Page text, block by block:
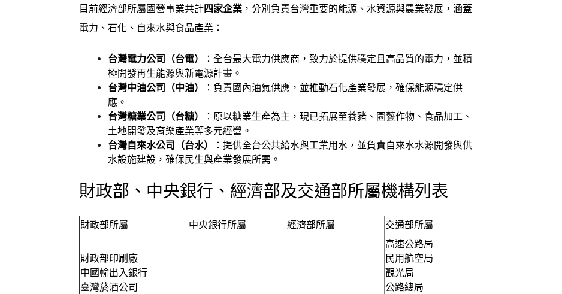
目前經濟部所屬國營事業共計四家企業 ，分別負責台灣重要的能源、水資源與農業發展，涵蓋
電力、石化、自來水與食品產業：
台灣電力公司（台電）
：全台最大電力供應商，致力於提供穩定且高品質的電力，並積
極開發再生能源與新電源計畫。
台灣中油公司（中油）
：負責國內油氣供應，並推動石化產業發展，確保能源穩定供
應。
台灣糖業公司（台糖）
：原以糖業生產為主，現已拓展至養豬、園藝作物、食品加工、
土地開發及育樂產業等多元經營。
台灣自來水公司（台水）
：提供全台公共給水與工業用水，並負責自來水水源開發與供
水設施建設，確保民生與產業發展所需。
財政部、中央銀行、經濟部及交通部所屬機構列表
財政部所屬 中央銀行所屬 經濟部所屬 交通部所屬
財政部印刷廠
中國輸出入銀行
臺灣菸酒公司
高速公路局
民用航空局
觀光局
公路總局